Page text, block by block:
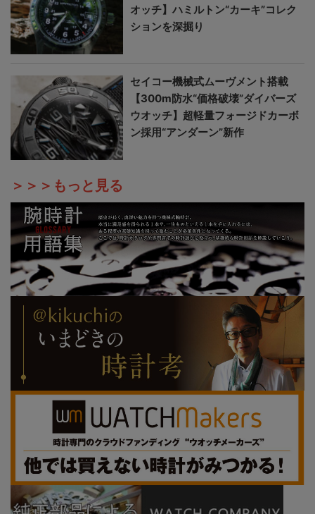
オッチ】ハミルトン“カーキ”コレク
ションを深掘り
セイコー機械式ムーヴメント搭載
【300m防水“価格破壊”ダイバーズ
ウオッチ】超軽量フォージドカーボ
ン採用“アンダーン”新作
＞＞＞もっと見る